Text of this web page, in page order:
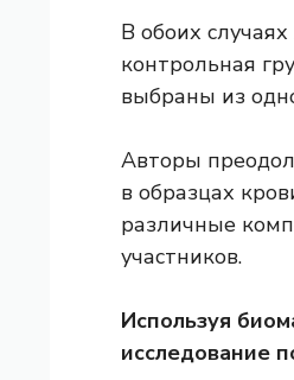
В обоих
контрольная
выбраны из
Авторы
в образцах
различные
участников.
Используя
исследование